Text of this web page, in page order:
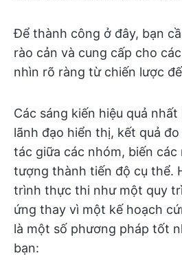
Để thành công ở đây, bạn
rào cản và cung cấp cho
nhìn rõ ràng từ chiến lược
Các sáng kiến hiệu quả
lãnh đạo hiển thị, kết quả
tác giữa các nhóm, biến các
tượng thành tiến độ cụ thể.
trình thực thi như một quy
ứng thay vì một kế hoạch
là một số phương pháp tốt
bạn: